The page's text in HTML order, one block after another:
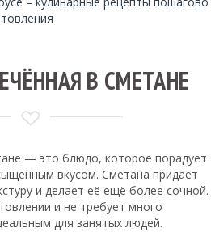
В СМЕТАНЕ
— это блюдо, которое порадует
вкусом. Сметана придаёт
и делает её ещё более сочной.
и не требует много
для занятых людей.